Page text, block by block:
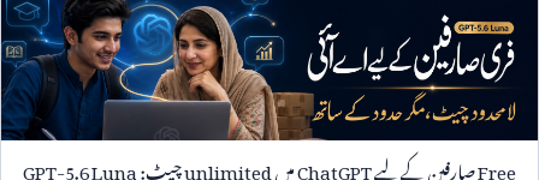
Freeصارفین کے لیےChatGPTمیںunlimitedچیٹ:GPT-5.6 Luna